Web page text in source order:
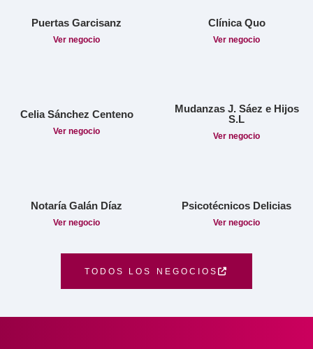
Puertas Garcisanz
Ver negocio
Clínica Quo
Ver negocio
Celia Sánchez Centeno
Ver negocio
Mudanzas J. Sáez e Hijos
S.L
Ver negocio
Notaría Galán Díaz
Ver negocio
Psicotécnicos Delicias
Ver negocio
TODOS LOS NEGOCIOS